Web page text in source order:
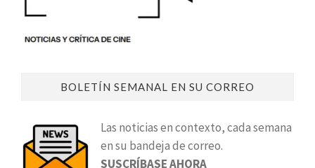
BOLETÍN SEMANAL EN SU CORREO
Las noticias en contexto, cada semana
en su bandeja de correo.
SUSCRÍBASE AHORA